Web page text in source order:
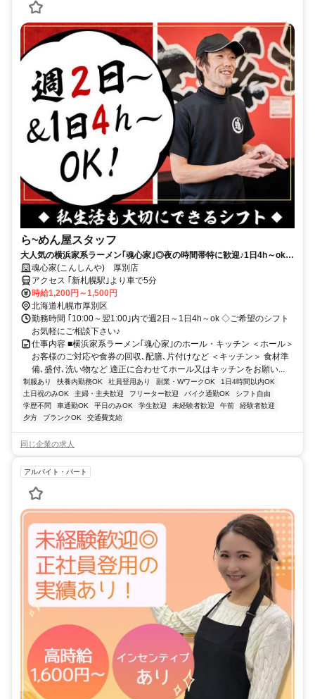
ら~めん屋スタッフ
大人気の横浜家系ラーメン｢魂心家｣◎夜の時間帯特に歓迎♪1日4h～ok！
Ｗワークや扶養内もok！
魂心家(こんしんや) 厚別店
アクセス ｢新札幌駅｣より車で5分
時給1,200円～1,500円
北海道札幌市厚別区
勤務時間 ｢10:00～翌1:00｣内で週2日～1日4h～ok ◇ご希望のシフト
お気軽にご相談下さい♪
仕事内容 ■横浜家系ラーメン｢魂心家｣のホール・キッチン ＜ホール＞
お客様のご対応や食券の回収､配膳､片付けなど ＜キッチン＞ 食材準
備､盛付､洗い物など 適正に合わせてホール又はキッチンをお願い...
制服あり 扶養内勤務OK 社員登用あり 副業・WワークOK
1日4時間以内OK
土日祝のみOK
主婦・主夫歓迎 フリーター歓迎 バイク通勤OK
シフト自由
学歴不問
車通勤OK 平日のみOK 学生歓迎 未経験者歓迎 午前
経験者歓迎
夕方
ブランクOK 交通費支給
同じ企業の求人
アルバイト・パート